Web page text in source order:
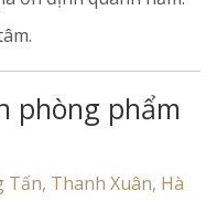
phòng phẩm
Tấn, Thanh Xuân, Hà